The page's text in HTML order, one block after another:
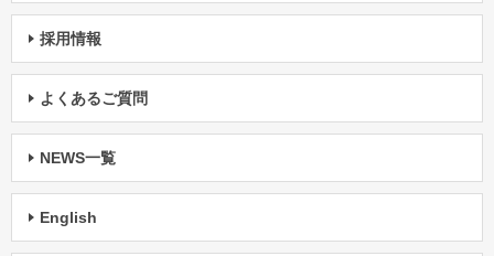
採用情報
よくあるご質問
NEWS一覧
English